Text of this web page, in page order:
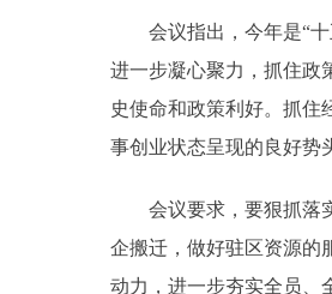
会议指出，今年是“十
进一步凝心聚力，抓住政
史使命和政策利好。抓住
事创业状态呈现的良好势
会议要求，要狠抓落实
企搬迁，做好驻区资源的
动力，进一步夯实全员、